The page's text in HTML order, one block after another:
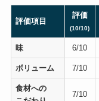
評価項目
評価
(10/10)
味 6/10
ボリューム 7/10
食材への
7/10